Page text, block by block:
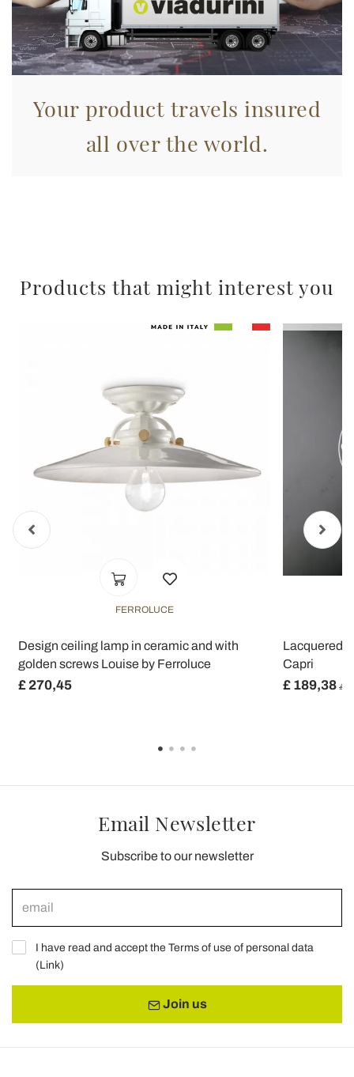
nostri partner che si occupano di analisi dei dati web,
pubblicità e social media, i quali potrebbero combinarle
con altre informazioni che ha fornito loro o che hanno
raccolto dal suo utilizzo dei loro servizi.
Your product travels insured
all over the world.
Products that might interest you
FERROLUCE
Design ceiling lamp in ceramic and with
golden screws Louise by Ferroluce
£ 270,45
Lacquered
Capri
£ 189,38 £
Email Newsletter
Subscribe to our newsletter
I have read and accept the Terms of use of personal data
(Link)
Join us